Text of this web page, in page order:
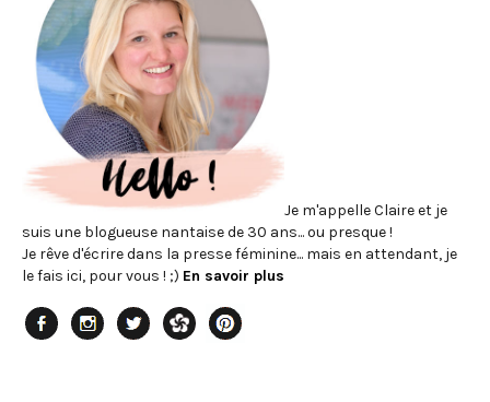
Je m'appelle Claire et je
suis une blogueuse nantaise de 30 ans... ou presque !
Je rêve d'écrire dans la presse féminine... mais en attendant, je
le fais ici, pour vous ! ;) En savoir plus